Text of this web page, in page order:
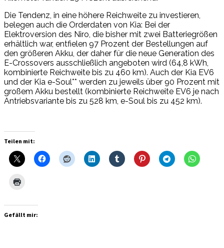
Die Tendenz, in eine höhere Reichweite zu investieren,
belegen auch die Orderdaten von Kia: Bei der
Elektroversion des Niro, die bisher mit zwei Batteriegrößen
erhältlich war, entfielen 97 Prozent der Bestellungen auf
den größeren Akku, der daher für die neue Generation des
E-Crossovers ausschließlich angeboten wird (64,8 kWh,
kombinierte Reichweite bis zu 460 km). Auch der Kia EV6
und der Kia e-Soul** werden zu jeweils über 90 Prozent mit
großem Akku bestellt (kombinierte Reichweite EV6 je nach
Antriebsvariante bis zu 528 km, e-Soul bis zu 452 km).
Teilen mit:
Gefällt mir: